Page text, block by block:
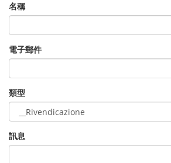
名稱
電子郵件
類型
訊息